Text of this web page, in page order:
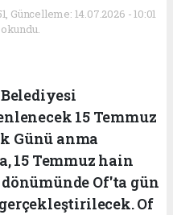
Güncelleme: 14.07.2026 - 10:01
15 Temmuz
Günü anma
15 Temmuz hain
Of'ta gün
Of